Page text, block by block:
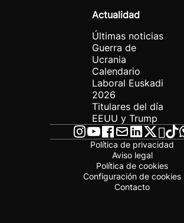
Actualidad
Últimas noticias
Guerra de
Ucrania
Calendario
Laboral Euskadi
2026
Titulares del día
EEUU y Trump
Política de privacidad
Aviso legal
Política de cookies
Configuración de cookies
Contacto